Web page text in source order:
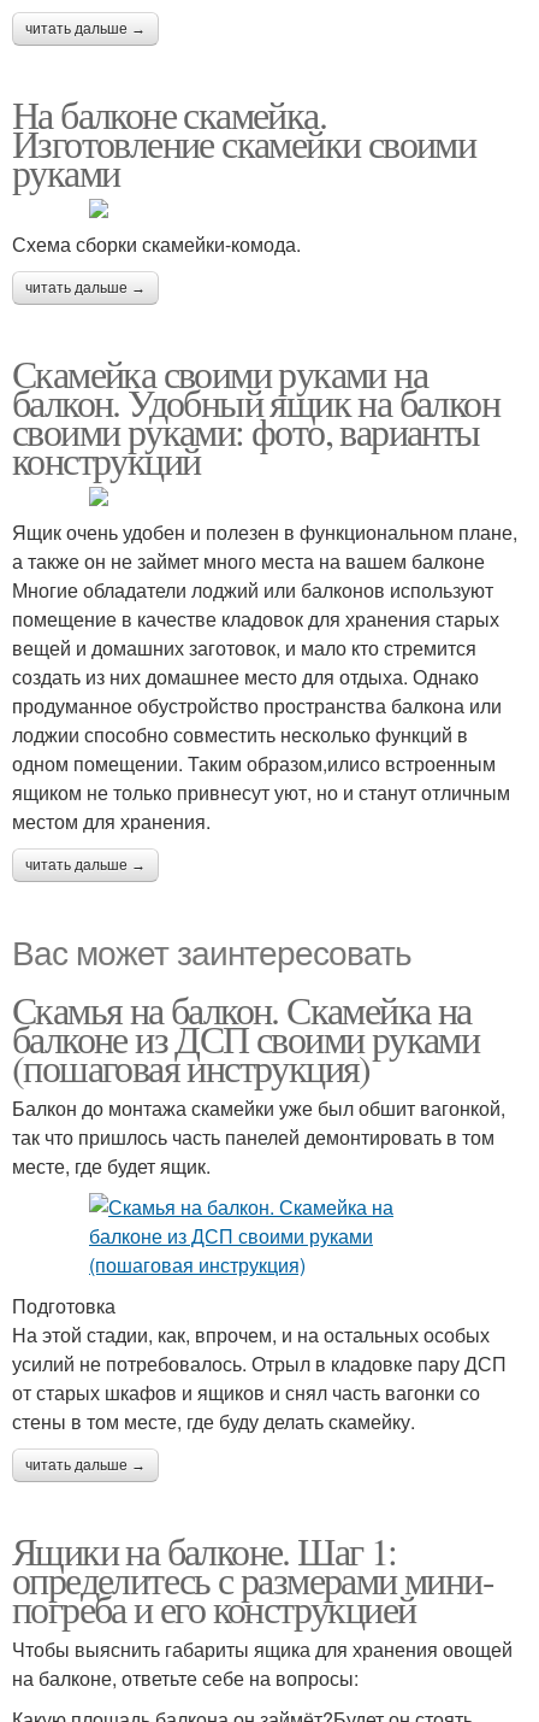
читать дальше →
На балконе скамейка.
Изготовление скамейки своими
руками
Схема сборки скамейки-комода.
читать дальше →
Скамейка своими руками на
балкон. Удобный ящик на балкон
своими руками: фото, варианты
конструкций
Ящик очень удобен и полезен в функциональном плане,
а также он не займет много места на вашем балконе
Многие обладатели лоджий или балконов используют
помещение в качестве кладовок для хранения старых
вещей и домашних заготовок, и мало кто стремится
создать из них домашнее место для отдыха. Однако
продуманное обустройство пространства балкона или
лоджии способно совместить несколько функций в
одном помещении. Таким образом,илисо встроенным
ящиком не только привнесут уют, но и станут отличным
местом для хранения.
читать дальше →
Вас может заинтересовать
Скамья на балкон. Скамейка на
балконе из ДСП своими руками
(пошаговая инструкция)
Балкон до монтажа скамейки уже был обшит вагонкой,
так что пришлось часть панелей демонтировать в том
месте, где будет ящик.
Подготовка
На этой стадии, как, впрочем, и на остальных особых
усилий не потребовалось. Отрыл в кладовке пару ДСП
от старых шкафов и ящиков и снял часть вагонки со
стены в том месте, где буду делать скамейку.
читать дальше →
Ящики на балконе. Шаг 1:
определитесь с размерами мини-
погреба и его конструкцией
Чтобы выяснить габариты ящика для хранения овощей
на балконе, ответьте себе на вопросы: